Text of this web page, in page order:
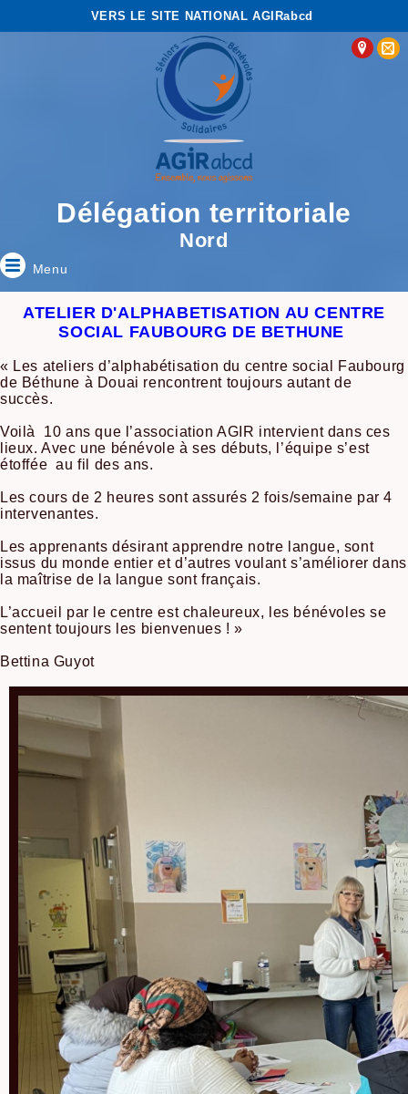
VERS LE SITE NATIONAL AGIRabcd
Délégation territoriale
Nord
Menu
ATELIER D'ALPHABETISATION AU CENTRE
SOCIAL FAUBOURG DE BETHUNE
« Les ateliers d’alphabétisation du centre social Faubourg
de Béthune à Douai rencontrent toujours autant de
succès.
Voilà 10 ans que l’association AGIR intervient dans ces
lieux. Avec une bénévole à ses débuts, l’équipe s’est
étoffée au fil des ans.
Les cours de 2 heures sont assurés 2 fois/semaine par 4
intervenantes.
Les apprenants désirant apprendre notre langue, sont
issus du monde entier et d’autres voulant s’améliorer dans
la maîtrise de la langue sont français.
L’accueil par le centre est chaleureux, les bénévoles se
sentent toujours les bienvenues ! »
Bettina Guyot